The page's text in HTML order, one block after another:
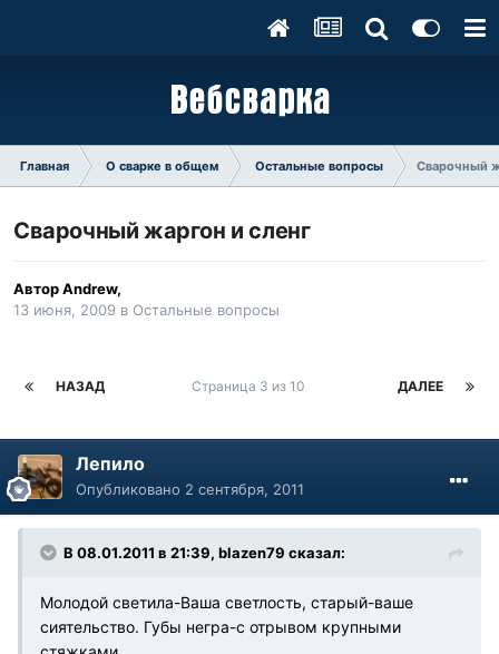
Главная О сварке в общем Остальные вопросы Сварочный
Сварочный жаргон и сленг
АвторAndrew,
13 июня, 2009 в Остальные вопросы
НАЗАД ДАЛЕЕ
Страница 3 из 10
Лепило
Опубликовано 2 сентября, 2011
В 08.01.2011 в 21:39, blazen79 сказал:
Молодой светила-Ваша светлость, старый-ваше
сиятельство. Губы негра-с отрывом крупными